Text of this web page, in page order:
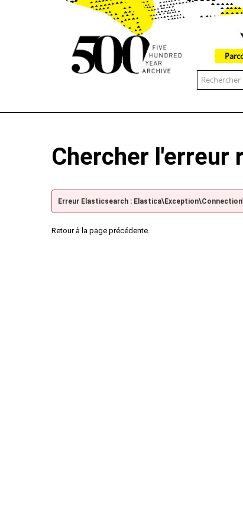
Chercher l'erreur
Erreur Elasticsearch :
Retour à la page précédente.